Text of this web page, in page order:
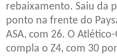
rebaixamento. Saiu da
ponto na frente do
ASA, com 26. O
compla o Z4, com 30